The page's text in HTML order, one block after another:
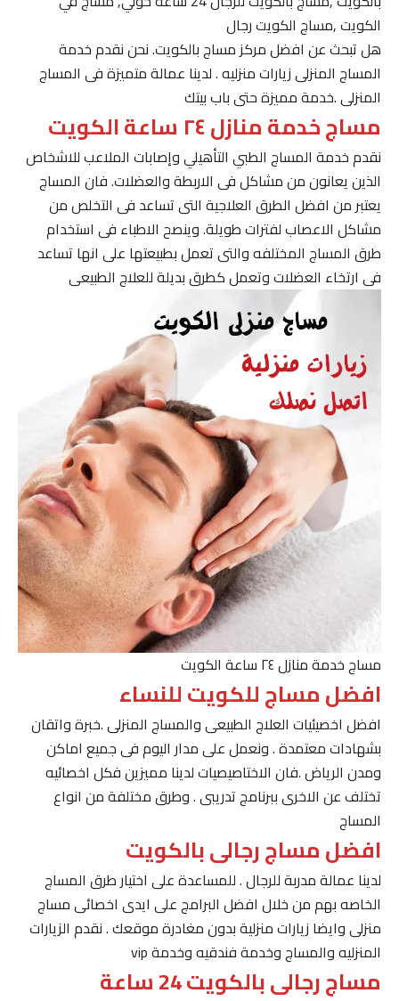
الكويت ,مساج الكويت رجال
هل تبحث عن افضل مركز مساج بالكويت. نحن نقدم خدمة
المساج المنزلى زيارات منزليه . لدينا عمالة متميزة فى المساج
المنزلى .خدمة مميزة حتى باب بيتك
مساج خدمة منازل ٢٤ ساعة الكويت
نقدم خدمة المساج الطبي التأهيلي وإصابات الملاعب للاشخاص
الذين يعانون من مشاكل فى الاربطة والعضلات. فان المساج
يعتبر من افضل الطرق العلاجية التى تساعد فى التخلص من
مشاكل الاعصاب لفترات طويلة. وينصح الاطباء فى استخدام
طرق المساج المختلفه والتى تعمل بطبيعتها على انها تساعد
فى ارتخاء العضلات وتعمل كطرق بديلة للعلاج الطبيعى
مساج خدمة منازل ٢٤ ساعة الكويت
افضل مساج للكويت للنساء
افضل اخصيئيات العلاج الطبيعى والمساج المنزلى .خبرة واتقان
بشهادات معتمدة . ونعمل على مدار اليوم فى جميع اماكن
ومدن الرياض .فان الاختاصيصيات لدينا مميزين فكل اخصائيه
تختلف عن الاخرى ببرنامج تدريبى . وطرق مختلفة من انواع
المساج
افضل مساج رجالى بالكويت
لدينا عمالة مدربة للرجال . للمساعدة على اختيار طرق المساج
الخاصه بهم من خلال افضل البرامج على ايدى اخصائى مساج
منزلى وايضا زيارات منزلية بدون مغادرة موقعك . نقدم الزيارات
المنزليه والمساج وخدمة فندقيه وخدمة vip
مساج رجالى بالكويت 24 ساعة